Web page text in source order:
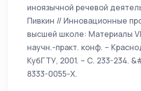
иноязычной речевой
Пивкин // Инновационные
высшей школе: Материалы
научн.-практ. конф. –
КубГТУ, 2001. – С. 233-234.
8333-0055-Х.